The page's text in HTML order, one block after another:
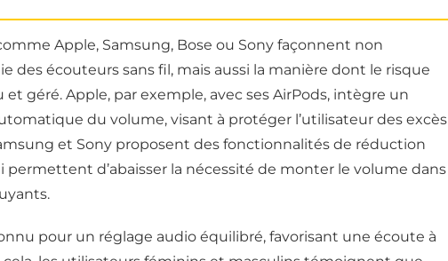
Apple, Samsung, Bose ou Sony façonnent non
des écouteurs sans fil, mais aussi la manière dont le risque
et géré. Apple, par exemple, avec ses AirPods, intègre un
du volume, visant à protéger l’utilisateur des excès
et Sony proposent des fonctionnalités de réduction
permettent d’abaisser la nécessité de monter le volume dans
pour un réglage audio équilibré, favorisant une écoute à